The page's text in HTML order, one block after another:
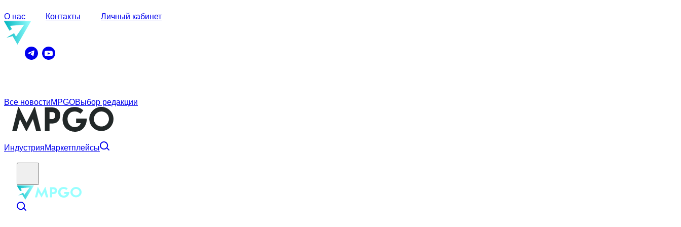
О нас Контакты Личный кабинет
Все новостиMPGOВыбор редакции
ИндустрияМаркетплейсы